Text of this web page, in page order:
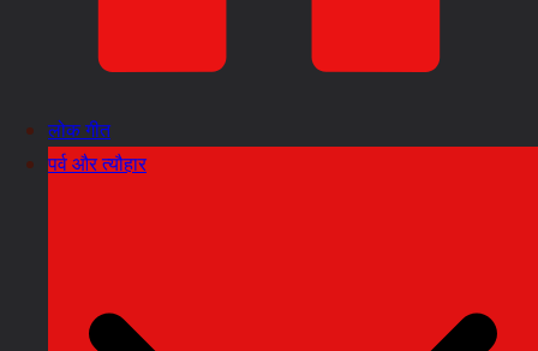
लोक गीत
पर्व और त्यौहार